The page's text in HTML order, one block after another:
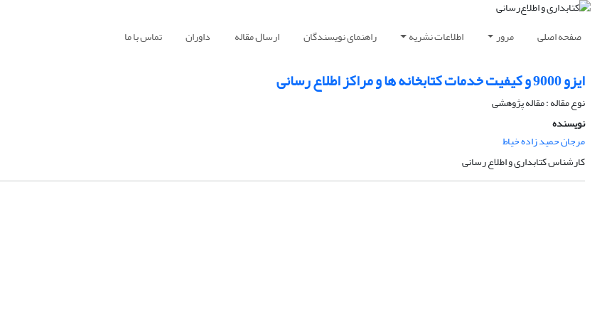
صفحه اصلی مرور اطلاعات نشریه راهنمای نویسندگان ارسال مقاله داوران تماس با ما
ایزو 9000 و کیفیت خدمات کتابخانه ها و مراکز اطلاع رسانی
نوع مقاله : مقاله پژوهشی
نویسنده
مرجان حمید زاده خیاط
کارشناس کتابداری و اطلاع رسانی